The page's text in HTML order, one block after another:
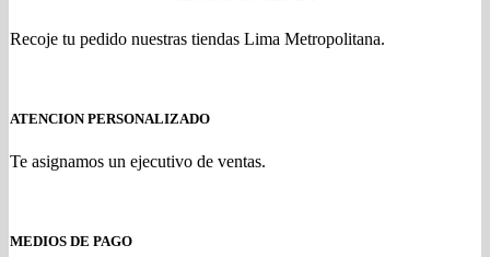
Recoje tu pedido nuestras tiendas Lima Metropolitana.
ATENCION PERSONALIZADO
Te asignamos un ejecutivo de ventas.
MEDIOS DE PAGO